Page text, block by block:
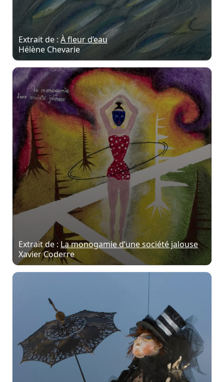
Extrait de : À fleur d’eau
Hélène Chevarie
Extrait de : La monogamie d’une société jalouse
Xavier Coderre